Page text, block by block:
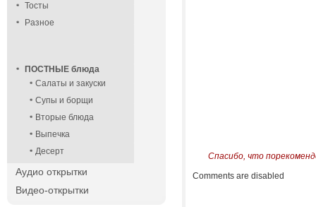
Тосты
Разное
ПОСТНЫЕ блюда
Салаты и закуски
Супы и борщи
Вторые блюда
Выпечка
Десерт
Аудио открытки
Видео-открытки
Спасибо, что
Comments are disabled